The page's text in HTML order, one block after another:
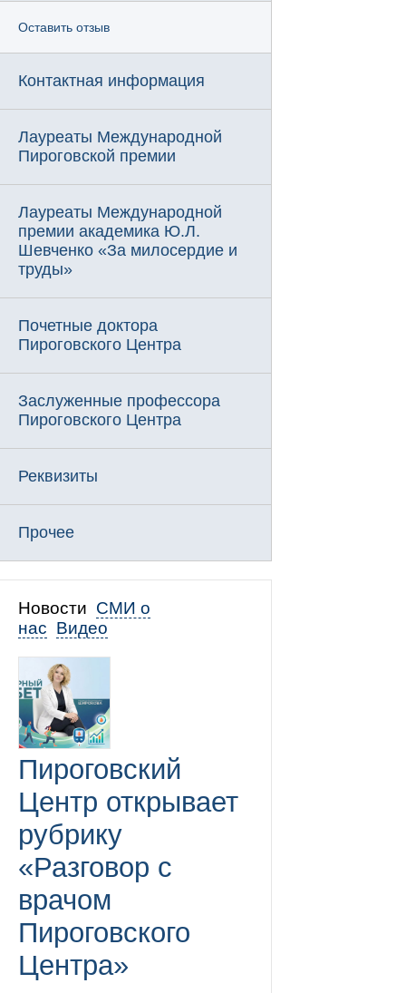
Оставить отзыв
Контактная информация
Лауреаты Международной
Пироговской премии
Лауреаты Международной
премии академика Ю.Л.
Шевченко «За милосердие и
труды»
Почетные доктора
Пироговского Центра
Заслуженные профессора
Пироговского Центра
Реквизиты
Прочее
Новости СМИ о
нас Видео
Пироговский
Центр открывает
рубрику
«Разговор с
врачом
Пироговского
Центра»